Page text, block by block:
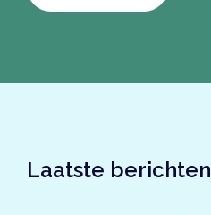
Laatste berichten